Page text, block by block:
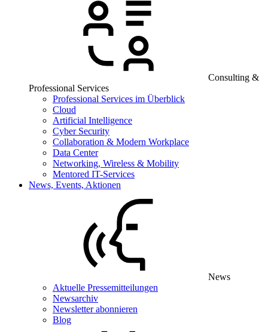
Consulting &
Professional Services
Professional Services im Überblick
Cloud
Artificial Intelligence
Cyber Security
Collaboration & Modern Workplace
Data Center
Networking, Wireless & Mobility
Mentored IT-Services
News, Events, Aktionen
News
Aktuelle Pressemitteilungen
Newsarchiv
Newsletter abonnieren
Blog